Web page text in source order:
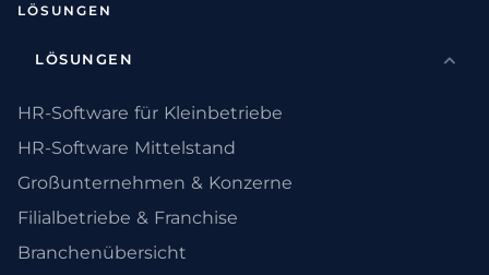
LÖSUNGEN
LÖSUNGEN
HR-Software für Kleinbetriebe
HR-Software Mittelstand
Großunternehmen & Konzerne
Filialbetriebe & Franchise
Branchenübersicht